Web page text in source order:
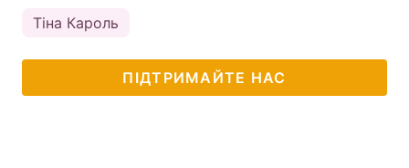
Тіна Кароль
ПІДТРИМАЙТЕ НАС